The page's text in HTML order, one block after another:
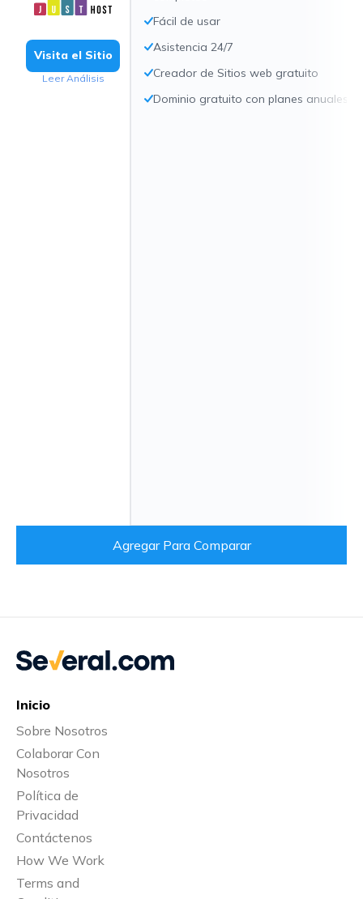
Visita el Sitio
Leer Análisis
Fácil de usar
Asistencia 24/7
Creador de Sitios web gratuito
Dominio gratuito con planes anuales
Agregar Para Comparar
Inicio
Sobre Nosotros
Colaborar Con
Nosotros
Política de
Privacidad
Contáctenos
How We Work
Terms and